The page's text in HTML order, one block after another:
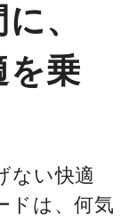
、
を乗
ない快適
ドは、何気